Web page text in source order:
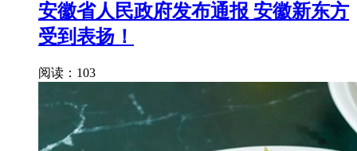
安徽省人民政府发布通报 安徽新东方
受到表扬！
阅读：103